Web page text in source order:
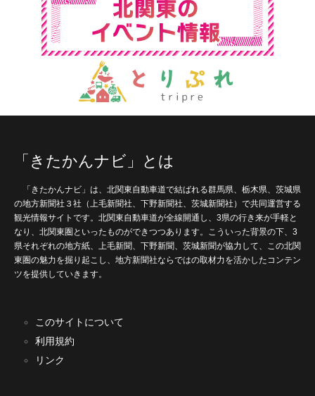
「きたかんナビ」とは
「きたかんナビ」は、北関東自動車道で結ばれる群馬県、栃木県、茨城県
の地方新聞社３社（上毛新聞社、下野新聞社、茨城新聞社）で共同運営する
観光情報サイトです。北関東自動車道が全線開通し、3県の行き来が手軽と
なり、北関東圏といったものができつつあります。こういった背景の下、3
県それぞれの地方紙、上毛新聞、下野新聞、茨城新聞が協力して、この北関
東圏の魅力を掘り起こし、地方新聞社ならではの取材力を活かしたコンテン
ツを提供していきます。
このサイトについて
利用規約
リンク